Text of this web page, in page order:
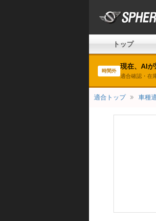
トップ
時間外
現在、AI
適合確認・在
適合トップ 車種